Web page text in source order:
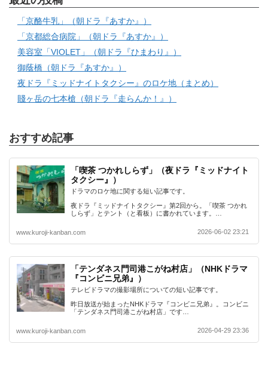
「京酪牛乳」（朝ドラ『あすか』）
「京都総合病院」（朝ドラ『あすか』）
美容室「VIOLET」（朝ドラ『ひまわり』）
御蔭橋（朝ドラ『あすか』）
夜ドラ『ミッドナイトタクシー』のロケ地（まとめ）
賤ヶ岳の七本槍（朝ドラ『走らんか！』）
おすすめ記事
「喫茶 つかれしらず」（夜ドラ『ミッドナイト
タクシー』）
ドラマのロケ地に関する短い記事です。
夜ドラ『ミッドナイトタクシー』第2回から。「喫茶 つかれ
しらず」とテント（と看板）に書かれています。…
www.kuroji-kanban.com 2026-06-02 23:21
「テンダネス門司港こがね村店」（NHKドラマ
『コンビニ兄弟』）
テレビドラマの撮影場所についての短い記事です。
昨日放送が始まったNHKドラマ『コンビニ兄弟』。コンビニ
「テンダネス門司港こがね村店」です…
www.kuroji-kanban.com 2026-04-29 23:36